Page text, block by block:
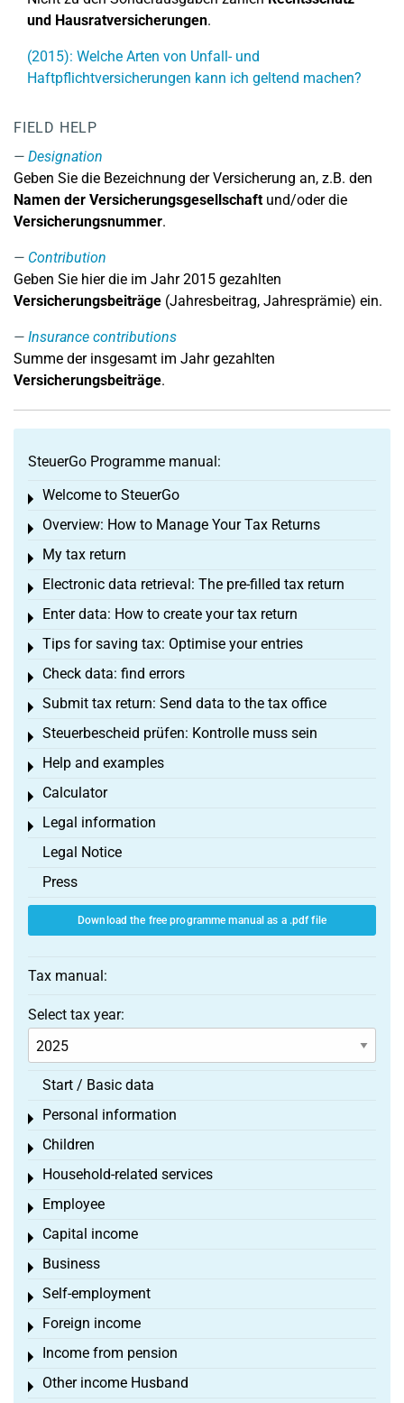
und Hausratversicherungen.
(2015): Welche Arten von Unfall- und
Haftpflichtversicherungen kann ich geltend machen?
FIELD HELP
Designation
Geben Sie die Bezeichnung der Versicherung an, z.B. den
Namen der Versicherungsgesellschaftund/oder die
Versicherungsnummer.
Contribution
Geben Sie hier die im Jahr 2015 gezahlten
Versicherungsbeiträge (Jahresbeitrag, Jahresprämie) ein.
Insurance contributions
Summe der insgesamt im Jahr gezahlten
Versicherungsbeiträge.
SteuerGo Programme manual:
Welcome to SteuerGo
Toggle menu
Overview: How to Manage Your Tax Returns
Toggle menu
My tax return
Toggle menu
Electronic data retrieval: The pre-filled tax return
Toggle menu
Enter data: How to create your tax return
Toggle menu
Tips for saving tax: Optimise your entries
Toggle menu
Check data: find errors
Toggle menu
Submit tax return: Send data to the tax office
Toggle menu
Steuerbescheid prüfen: Kontrolle muss sein
Toggle menu
Help and examples
Toggle menu
Calculator
Toggle menu
Legal information
Toggle menu
Legal Notice
Press
Download the free programme manual as a .pdf file
Tax manual:
Select tax year:
Start / Basic data
Personal information
Toggle menu
Children
Toggle menu
Household-related services
Toggle menu
Employee
Toggle menu
Capital income
Toggle menu
Business
Toggle menu
Self-employment
Toggle menu
Foreign income
Toggle menu
Income from pension
Toggle menu
Other income Husband
Toggle menu